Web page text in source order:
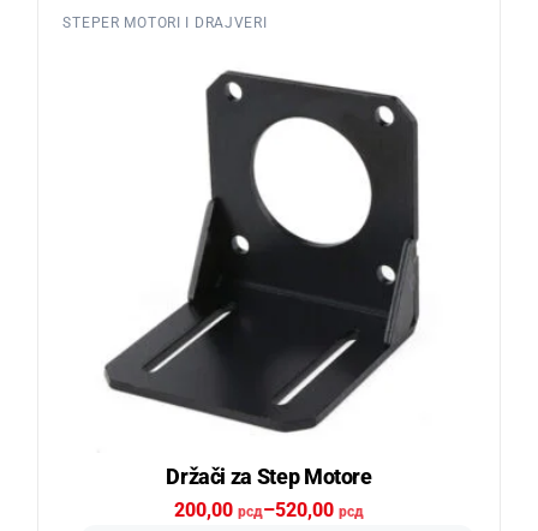
STEPER MOTORI I DRAJVERI
Držači za Step Motore
200,00 рсд–520,00 рсд